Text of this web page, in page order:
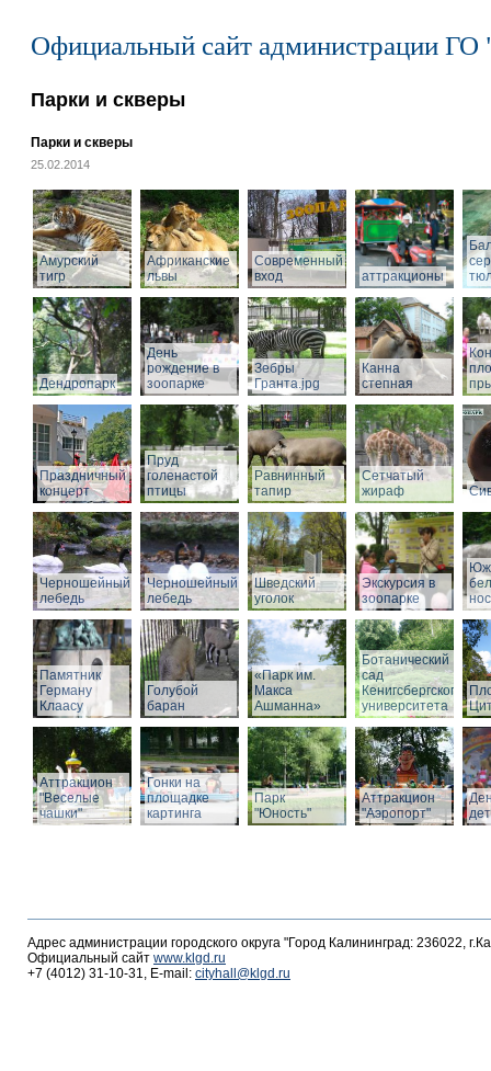
Официальный сайт администрации ГО
Парки и скверы
Парки и скверы
25.02.2014
Амурский
тигр
Африканские
львы
Современный
вход
аттракционы
Дендропарк
День
рождение в
зоопарке
Зебры
Гранта.jpg
Канна
степная
Праздничный
концерт
Пруд
голенастой
птицы
Равнинный
тапир
Сетчатый
жираф
Черношейный
лебедь
Черношейный
лебедь
Шведский
уголок
Экскурсия в
зоопарке
Памятник
Герману
Клаасу
Голубой
баран
«Парк им.
Макса
Ашманна»
Ботанический
сад
Кенигсбергского
университета
Аттракцион
"Веселые
чашки"
Гонки на
площадке
картинга
Парк
"Юность"
Аттракцион
"Аэропорт"
Адрес администрации городского округа "Город Калининград: 236022,
Официальный сайт www.klgd.ru
+7 (4012) 31-10-31, E-mail: cityhall@klgd.ru